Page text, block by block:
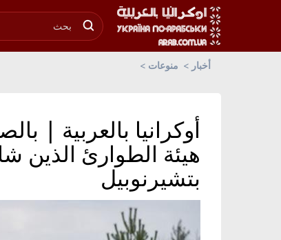
أخبار منوعات
أوكرانيا بالعربية |
هيئة الطوارئ الذين
بتشيرنوبيل